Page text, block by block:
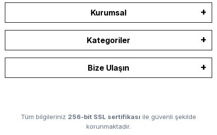
Kurumsal
Kategoriler
Bize Ulaşın
Tüm bilgileriniz 256-bit SSL sertifikası ile güvenli şekilde
korunmaktadır.